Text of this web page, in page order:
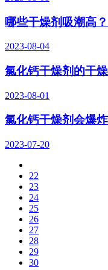
哪些干燥剂吸潮高？
2023-08-04
氯化钙干燥剂的干
2023-08-01
氯化钙干燥剂会爆炸
2023-07-20
22
23
24
25
26
27
28
29
30